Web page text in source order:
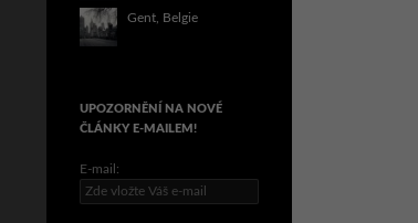
Gent, Belgie
UPOZORNĚNÍ NA NOVÉ
ČLÁNKY E-MAILEM!
E-mail: